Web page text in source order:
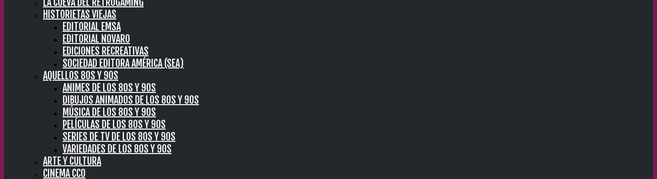
HISTORIETAS VIEJAS
EDITORIAL EMSA
EDITORIAL NOVARO
EDICIONES RECREATIVAS
SOCIEDAD EDITORA AMÉRICA (SEA)
AQUELLOS 80S Y 90S
ANIMES DE LOS 80S Y 90S
DIBUJOS ANIMADOS DE LOS 80S Y 90S
MÚSICA DE LOS 80S Y 90S
PELÍCULAS DE LOS 80S Y 90S
SERIES DE TV DE LOS 80S Y 90S
VARIEDADES DE LOS 80S Y 90S
ARTE Y CULTURA
CINEMA CC0